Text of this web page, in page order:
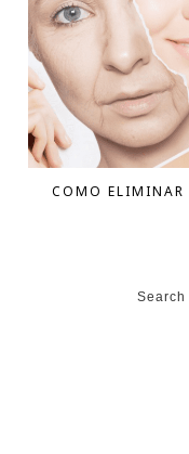
COMO ELIMINAR